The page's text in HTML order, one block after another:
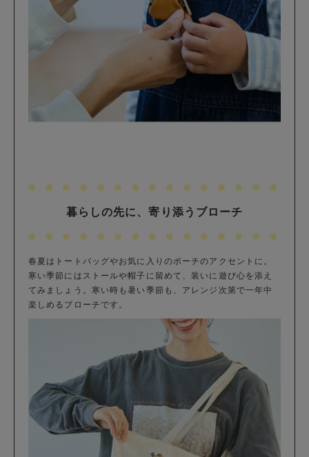
暮らしの先に、寄り添うブローチ
春夏はトートバッグやお気に入りのポーチのアクセントに。
寒い季節にはストールや帽子に留めて、装いに遊び心を添え
てみましょう。寒い時も暑い季節も、アレンジ次第で一年中
楽しめるブローチです。